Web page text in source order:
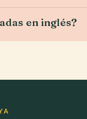
en inglés?